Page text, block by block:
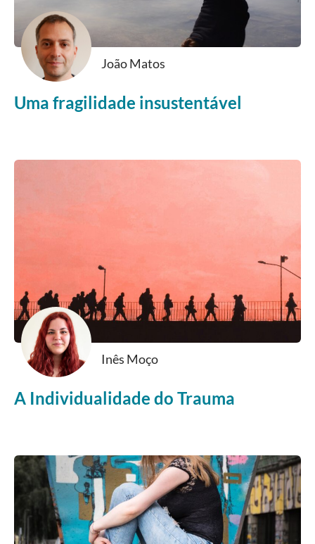
João Matos
Uma fragilidade insustentável
Inês Moço
A Individualidade do Trauma